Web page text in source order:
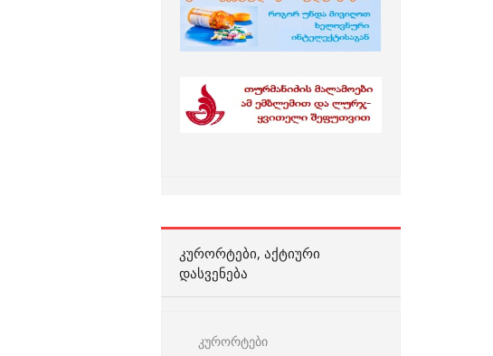
ᲙᲣᲠᲝᲠᲢᲔᲑᲘ, ᲐᲥᲢᲘᲣᲠᲘ
ᲓᲐᲡᲕᲔᲜᲔᲑᲐ
კურორტები